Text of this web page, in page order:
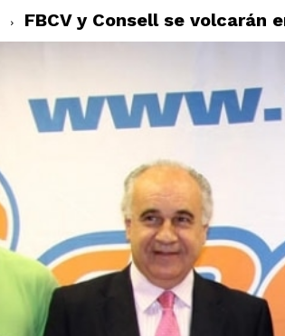
FBCV y Consell se